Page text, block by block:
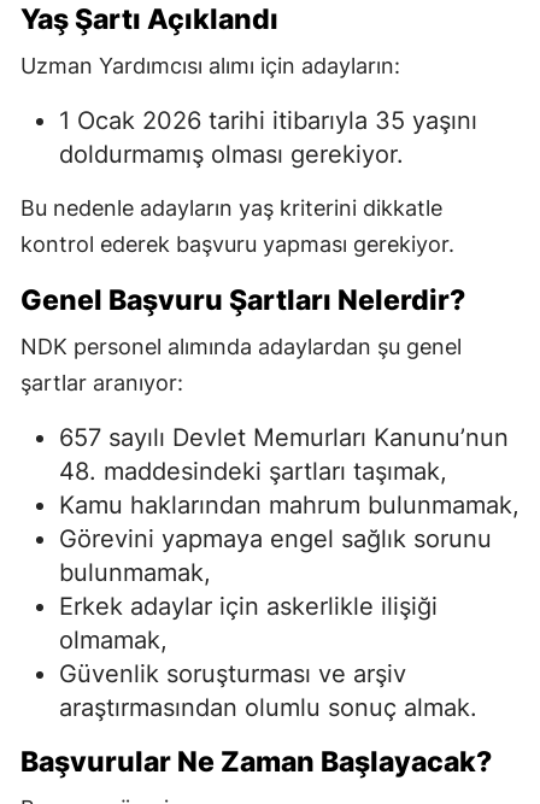
Yaş Şartı Açıklandı
Uzman Yardımcısı alımı için adayların:
1 Ocak 2026 tarihi itibarıyla 35 yaşını
doldurmamış olması gerekiyor.
Bu nedenle adayların yaş kriterini dikkatle
kontrol ederek başvuru yapması gerekiyor.
Genel Başvuru Şartları Nelerdir?
NDK personel alımında adaylardan şu genel
şartlar aranıyor:
657 sayılı Devlet Memurları Kanunu’nun
48. maddesindeki şartları taşımak,
Kamu haklarından mahrum bulunmamak,
Görevini yapmaya engel sağlık sorunu
bulunmamak,
Erkek adaylar için askerlikle ilişiği
olmamak,
Güvenlik soruşturması ve arşiv
araştırmasından olumlu sonuç almak.
Başvurular Ne Zaman Başlayacak?